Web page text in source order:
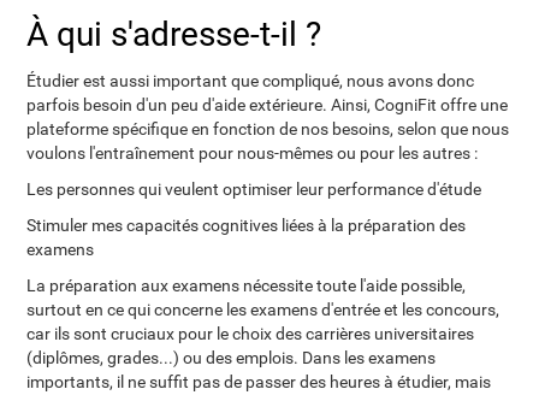
À qui s'adresse-t-il ?
Étudier est aussi important que compliqué, nous avons donc
parfois besoin d'un peu d'aide extérieure. Ainsi, CogniFit offre une
plateforme spécifique en fonction de nos besoins, selon que nous
voulons l'entraînement pour nous-mêmes ou pour les autres :
Les personnes qui veulent optimiser leur performance d'étude
Stimuler mes capacités cognitives liées à la préparation des
examens
La préparation aux examens nécessite toute l'aide possible,
surtout en ce qui concerne les examens d'entrée et les concours,
car ils sont cruciaux pour le choix des carrières universitaires
(diplômes, grades...) ou des emplois. Dans les examens
importants, il ne suffit pas de passer des heures à étudier, mais